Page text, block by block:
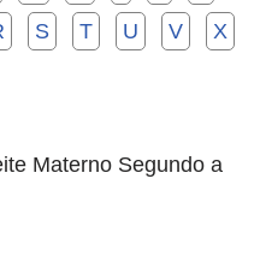
S T U V
X
Materno Segundo a